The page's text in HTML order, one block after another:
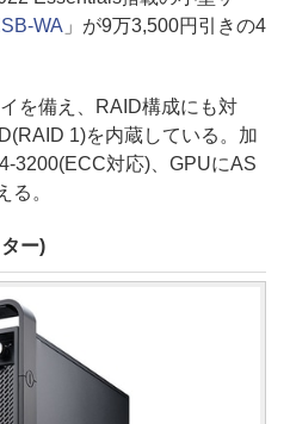
WA 」が9万3,500円引きの4
を備え、RAID構成にも対
1)を内蔵している。加
3200(ECC対応)、GPUにAS
る。
ー)